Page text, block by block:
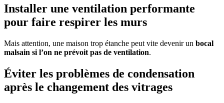
Installer une ventilation performante
pour faire respirer les murs
Mais attention, une maison trop étanche peut vite devenir un bocal
malsain si l’on ne prévoit pas de ventilation.
Éviter les problèmes de condensation
après le changement des vitrages